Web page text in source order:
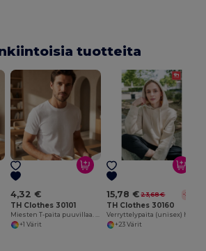
tuotteita
4,32 €
TH Clothes 30101
+1 Värit
15,78 € 23,68 € -33%
TH Clothes 30160
+23 Värit